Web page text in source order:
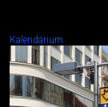
Kalendárium